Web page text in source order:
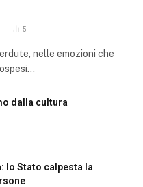
5
nelle emozioni che
dalla cultura
lo Stato calpesta la